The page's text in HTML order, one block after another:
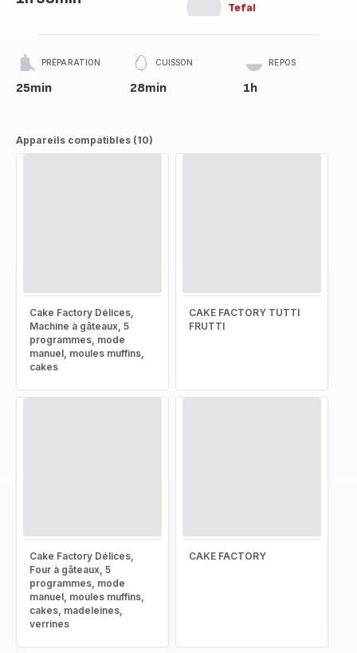
Tefal
PRÉPARATION
25min
CUISSON
28min
REPOS
1h
Appareils compatibles (10)
Cake Factory Délices,
Machine à gâteaux, 5
programmes, mode
manuel, moules muffins,
cakes
CAKE FACTORY TUTTI
FRUTTI
Cake Factory Délices,
Four à gâteaux, 5
programmes, mode
manuel, moules muffins,
cakes, madeleines,
verrines
CAKE FACTORY